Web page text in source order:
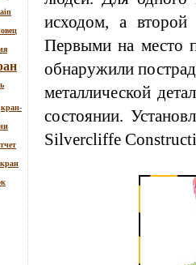
кран-
исходом, а второй
Первыми на место
обнаружили
металлической
состоянии.
Silvercliffe